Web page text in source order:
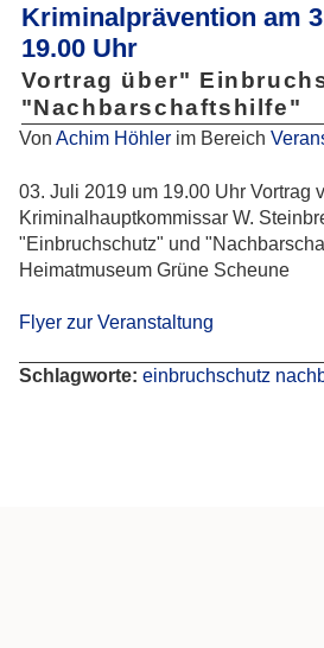
Kriminalprävention am
19.00 Uhr
Vortrag über"
"Nachbarschaftshilfe"
Von Achim Höhler im Bereich
03. Juli 2019 um 19.00 Uhr Vortrag
Kriminalhauptkommissar W.
"Einbruchschutz" und
Heimatmuseum Grüne Scheune
Flyer zur Veranstaltung
Schlagworte: einbruchschutz